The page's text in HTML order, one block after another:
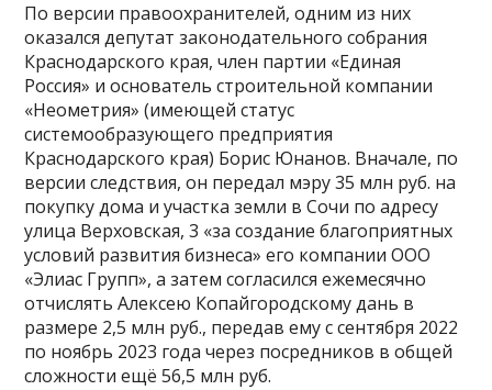
По версии правоохранителей, одним из них
оказался депутат законодательного собрания
Краснодарского края, член партии «Единая
Россия» и основатель строительной компании
«Неометрия» (имеющей статус
системообразующего предприятия
Краснодарского края) Борис Юнанов. Вначале, по
версии следствия, он передал мэру 35 млн руб. на
покупку дома и участка земли в Сочи по адресу
улица Верховская, 3 «за создание благоприятных
условий развития бизнеса» его компании ООО
«Элиас Групп», а затем согласился ежемесячно
отчислять Алексею Копайгородскому дань в
размере 2,5 млн руб., передав ему с сентября 2022
по ноябрь 2023 года через посредников в общей
сложности ещё 56,5 млн руб.